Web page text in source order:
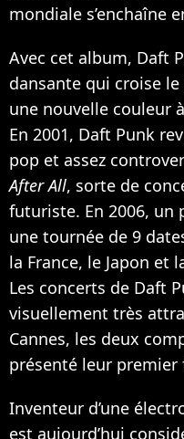
mondiale s’enchaîne
Avec cet album, Daft
dansante qui croise
une nouvelle couleur
En 2001, Daft Punk
pop et assez
After All, sorte de
futuriste. En 2006, un
une tournée de 9
la France, le Japon et
Les concerts de Daft
visuellement très
Cannes, les deux
présenté leur premier
Inventeur d’une
est aujourd’hui